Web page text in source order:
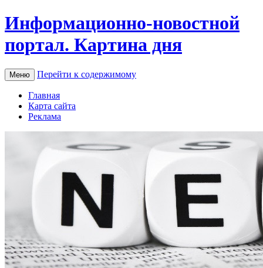
Информационно-новостной
портал. Картина дня
Меню Перейти к содержимому
Главная
Карта сайта
Реклама